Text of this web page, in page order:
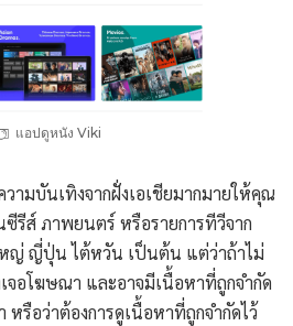
แอปดูหนัง Viki
ามบันเทิงจากฝั่งเอเชียมากมายให้คุณ
ซีรีส์ ภาพยนตร์ หรือรายการทีวีจาก
ญ่ ญี่ปุ่น ไต้หวัน เป็นต้น แต่ว่าถ้าไม่
จอโฆษณา และอาจมีเนื้อหาที่ถูกจำกัด
รือว่าต้องการดูเนื้อหาที่ถูกจำกัดไว้